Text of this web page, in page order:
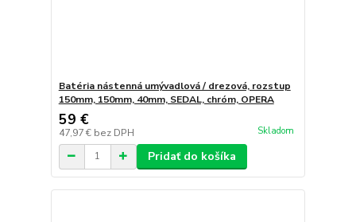
Batéria nástenná umývadlová / drezová, rozstup
150mm, 150mm, 40mm, SEDAL, chróm, OPERA
59 €
47,97 € bez DPH Skladom
Pridať do košíka